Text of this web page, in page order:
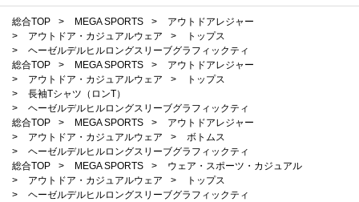
総合TOP > MEGA SPORTS >
アウトドアレジャー
>
アウトドア・カジュアルウェア >
トップス
>
ヘーゼルデルヒルロングスリーブグラフィックティ
総合TOP
> MEGA SPORTS >
アウトドアレジャー
>
アウトドア・カジュアルウェア >
トップス
>
長袖Tシャツ（ロンT）
>
ヘーゼルデルヒルロングスリーブグラフィックティ
総合TOP
> MEGA SPORTS >
アウトドアレジャー
>
アウトドア・カジュアルウェア >
ボトムス
>
ヘーゼルデルヒルロングスリーブグラフィックティ
総合TOP
> MEGA SPORTS >
ウェア・スポーツ・カジュアル
>
アウトドア・カジュアルウェア >
トップス
>
ヘーゼルデルヒルロングスリーブグラフィックティ